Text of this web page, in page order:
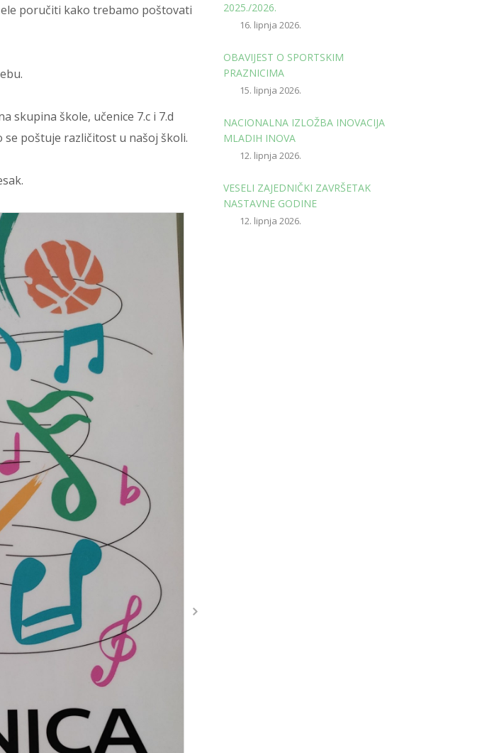
poručiti kako trebamo poštovati
skupina škole, učenice 7.c i 7.d
poštuje različitost u našoj školi.
2025./2026.
16. lipnja 2026.
OBAVIJEST O SPORTSKIM
PRAZNICIMA
15. lipnja 2026.
NACIONALNA IZLOŽBA INOVACIJA
MLADIH INOVA
12. lipnja 2026.
VESELI ZAJEDNIČKI ZAVRŠETAK
NASTAVNE GODINE
12. lipnja 2026.